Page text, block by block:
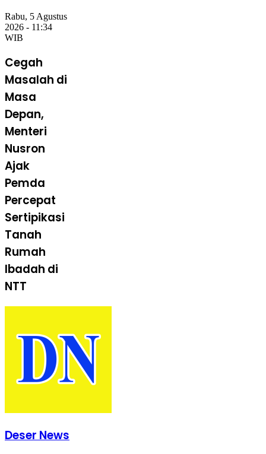
Rabu, 5 Agustus
2026 - 11:34
WIB
Cegah
Masalah di
Masa
Depan,
Menteri
Nusron
Ajak
Pemda
Percepat
Sertipikasi
Tanah
Rumah
Ibadah di
NTT
Deser News